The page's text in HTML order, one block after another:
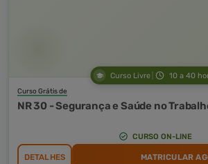
Curso Livre 10 a 40
Curso Grátis de
NR 30 - Segurança e Saúde no
CURSO ON-LINE
DETALHES MATRICULAR